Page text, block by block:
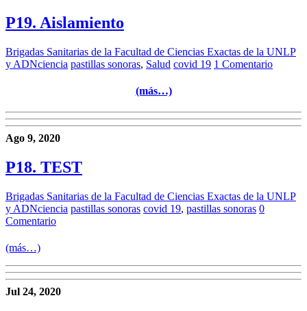
P19. Aislamiento
Brigadas Sanitarias de la Facultad de Ciencias Exactas de la UNLP
y ADNciencia pastillas sonoras, Salud covid 19 1 Comentario
(más…)
Ago 9, 2020
P18. TEST
Brigadas Sanitarias de la Facultad de Ciencias Exactas de la UNLP
y ADNciencia pastillas sonoras covid 19, pastillas sonoras 0
Comentario
(más…)
Jul 24, 2020